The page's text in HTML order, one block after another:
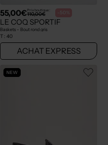
55,00€Prix boutique :
110,00€ -50%
LE COQ SPORTIF
Baskets - Bout rond gris
T : 40
ACHAT EXPRESS
NEW